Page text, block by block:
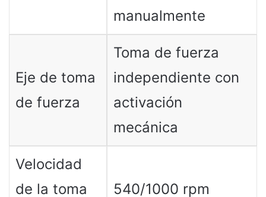
manualmente
Eje de toma
de fuerza
Toma de fuerza
independiente con
activación
mecánica
Velocidad
de la toma
540/1000 rpm